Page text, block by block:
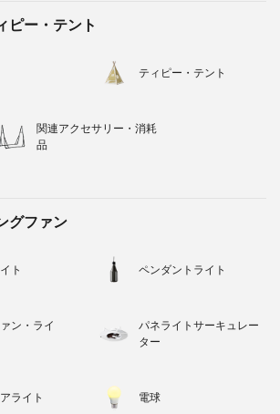
ピー・テント
ティピー・テント
関連アクセサリー・消耗
品
グファン
ト ペンダントライト
ン・ライ
パネライトサーキュレー
ター
ライト 電球